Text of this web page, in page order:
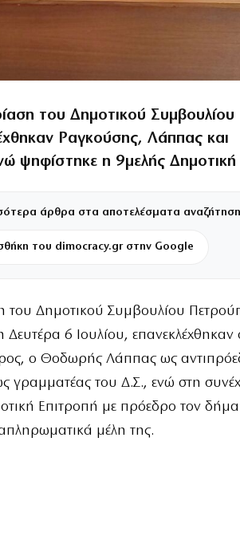
του Δημοτικού Συμβουλίου
Ραγκούσης, Λάππας και
ψηφίστηκε η 9μελής Δημοτική
άρθρα στα αποτελέσματα
του dimocracy.gr στην Google
του Δημοτικού Συμβουλίου
Δευτέρα 6 Ιουλίου,
ο Θοδωρής Λάππας ως
του Δ.Σ., ενώ στη
Επιτροπή με πρόεδρο τον
μέλη της.